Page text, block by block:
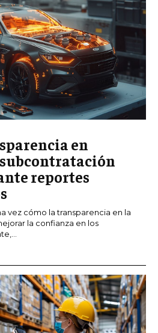
en
reportes
vez cómo la transparencia en la
la confianza en los